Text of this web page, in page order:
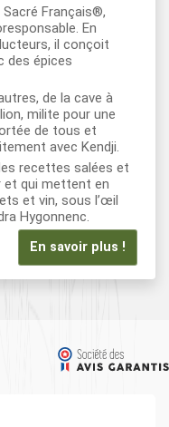
Français®,
En
il conçoit
des épices
de la cave à
milite pour une
de tous et
avec Kendji.
recettes salées et
et qui mettent en
et vin, sous l’œil
Hygonnenc.
En savoir plus !